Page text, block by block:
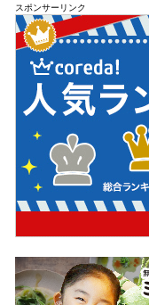
スポンサーリンク